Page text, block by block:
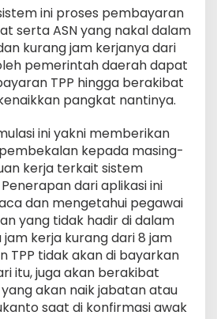
ini proses pembayaran
serta ASN yang nakal dalam
kurang jam kerjanya dari
pemerintah daerah dapat
TPP hingga berakibat
pangkat nantinya.
ini yakni memberikan
kepada masing-
kerja terkait sistem
dari aplikasi ini
dan mengetahui pegawai
yang tidak hadir di dalam
kerja kurang dari 8 jam
TPP tidak akan di bayarkan
itu, juga akan berakibat
akan naik jabatan atau
saat di konfirmasi awak